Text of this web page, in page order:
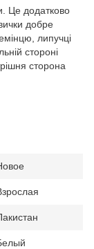
Це додатково
добре
липучці
стороні
сторона